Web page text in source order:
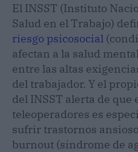
El INSST (Instituto
Salud en el Trabajo)
riesgo psicosocial
afectan a la salud
entre las altas
del trabajador. Y el
del INSST alerta de que
teleoperadores es
sufrir trastornos
burnout (síndrome de